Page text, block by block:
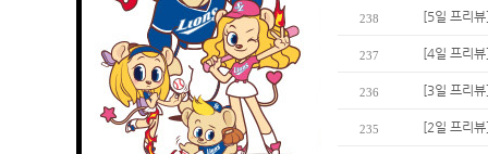
238 [5일 프리
237 [4일 프리
236 [3일 프리
235 [2일 프리